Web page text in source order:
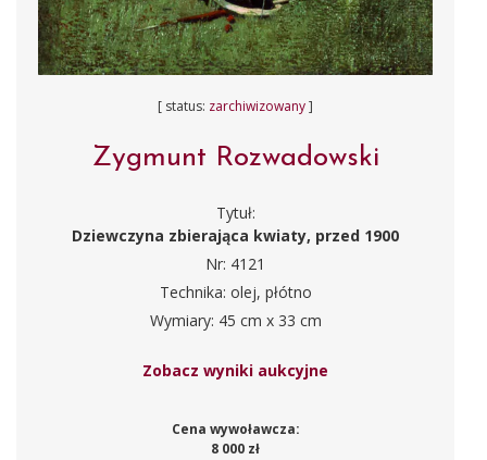
[ status: zarchiwizowany]
Zygmunt Rozwadowski
Tytuł:
Dziewczyna zbierająca kwiaty, przed 1900
Nr: 4121
Technika: olej, płótno
Wymiary: 45 cm x 33 cm
Zobacz wyniki aukcyjne
Cena wywoławcza:
8 000 zł